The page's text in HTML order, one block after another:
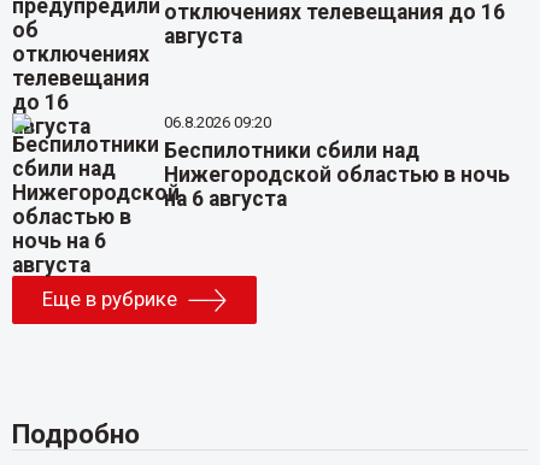
отключениях телевещания до 16
августа
06.8.2026 09:20
Беспилотники сбили над
Нижегородской областью в ночь
на 6 августа
Еще в рубрике
Подробно